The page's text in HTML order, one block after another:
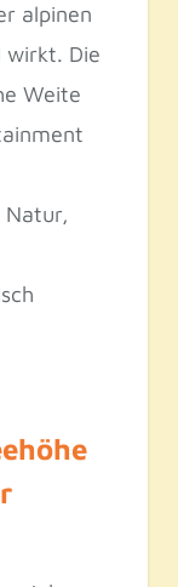
alpinen
wirkt. Die
Weite
Natur,